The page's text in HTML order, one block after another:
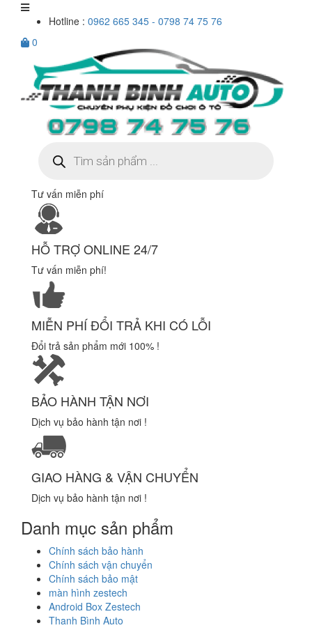
Hotline : 0962 665 345 - 0798 74 75 76
0
kiếm
sản
Tư vấn miễn phí
HỖ TRỢ ONLINE 24/7
Tư vấn miễn phí!
MIỄN PHÍ ĐỔI TRẢ KHI CÓ LỖI
Đổi trả sản phẩm mới 100% !
BẢO HÀNH TẬN NƠI
Dịch vụ bảo hành tận nơi !
GIAO HÀNG & VẬN CHUYỂN
Dịch vụ bảo hành tận nơi !
Danh mục sản phẩm
Chính sách bảo hành
Chính sách vận chuyển
Chính sách bảo mật
màn hình zestech
Android Box Zestech
Thanh Bình Auto